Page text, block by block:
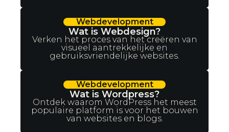
Webdevelopment
Wat is Webdesign?
Verken het proces van het creëren van
visueel aantrekkelijke en
gebruiksvriendelijke websites.
Webdevelopment
Wat is Wordpress?
Ontdek waarom WordPress het meest
populaire platform is voor het bouwen
van websites en blogs.